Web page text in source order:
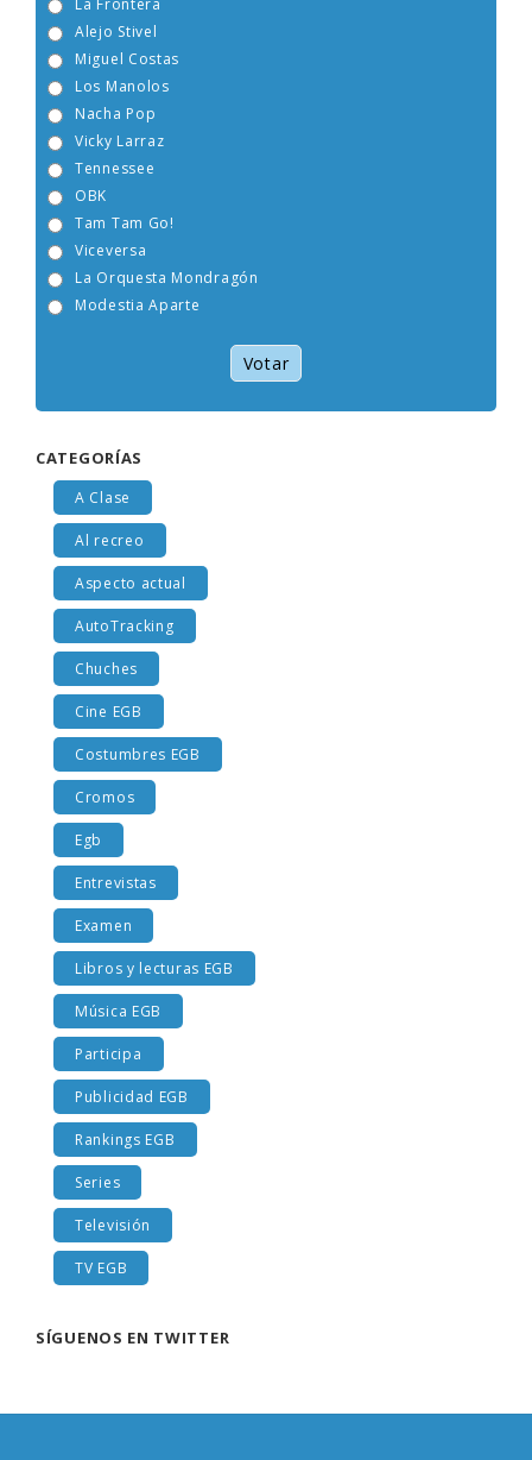
La Frontera
Alejo Stivel
Miguel Costas
Los Manolos
Nacha Pop
Vicky Larraz
Tennessee
OBK
Tam Tam Go!
Viceversa
La Orquesta Mondragón
Modestia Aparte
Votar
CATEGORÍAS
A Clase
Al recreo
Aspecto actual
AutoTracking
Chuches
Cine EGB
Costumbres EGB
Cromos
Egb
Entrevistas
Examen
Libros y lecturas EGB
Música EGB
Participa
Publicidad EGB
Rankings EGB
Series
Televisión
TV EGB
SÍGUENOS EN TWITTER